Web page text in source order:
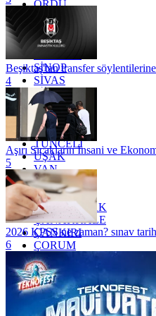
ORDU
OSMANİYE
RİZE
SAKARYA
SİNOP
SİVAS
SİİRT
TEKİRDAĞ
TOKAT
TRABZON
TUNCELİ
UŞAK
VAN
YALOVA
YOZGAT
ZONGULDAK
ÇANAKKALE
ÇANKIRI
ÇORUM
İSTANBUL
İZMİR
ŞANLIURFA
ŞIRNAK
Beşiktaş'tan transfer
4
Aşırı Sıcakların İnsani ve
5
2026 KPSS ne zaman? sınav
6